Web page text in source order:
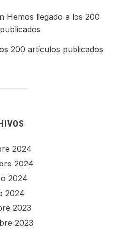
Hemos llegado a los 200
200 artículos publicados
2024
2024
2024
2024
2023
2023